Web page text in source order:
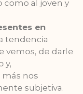
como al joven y
en
tendencia
vemos, de darle
y,
nos
subjetiva.